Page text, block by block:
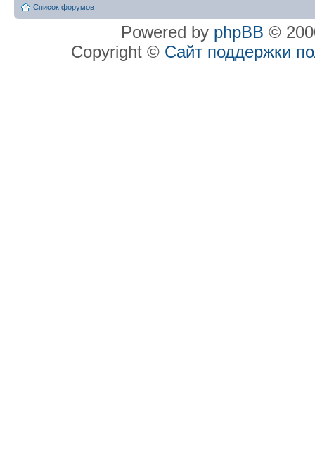
Список форумов
Powered by phpBB ©
Copyright © Сайт поддержки